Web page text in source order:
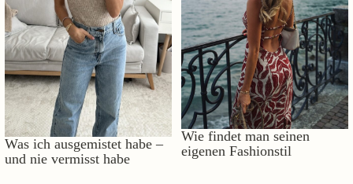
Was ich ausgemistet habe –
und nie vermisst habe
Wie findet man seinen
eigenen Fashionstil